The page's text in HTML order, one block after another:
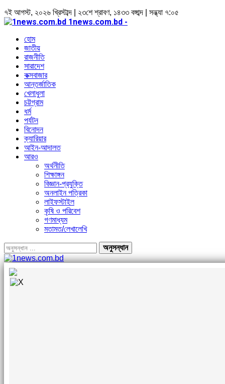
৭ই আগস্ট, ২০২৬ খ্রিস্টাব্দ | ২৩শে শ্রাবণ, ১৪৩৩ বঙ্গাব্দ | সন্ধ্যা ৭:০৫
1news.com.bd -
হোম
জাতীয়
রাজনীতি
সারাদেশ
কক্সবাজার
আন্তর্জাতিক
খেলাধুলা
চট্টগ্রাম
ধর্ম
পর্যটন
বিনোদন
ক্যারিয়ার
আইন-আদালত
আরও
অর্থনীতি
শিক্ষাঙ্গন
বিজ্ঞান-প্রযুক্তি
অনলাইন পত্রিকা
লাইফস্টাইল
কৃষি ও পরিবেশ
গণমাধ্যম
মতামত/লেখালেখি